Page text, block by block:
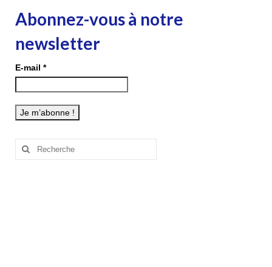
Abonnez-vous à notre
newsletter
E-mail *
Rechercher